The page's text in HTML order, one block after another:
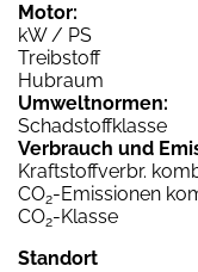
Motor:
kW / PS
Treibstoff
Hubraum
Umweltnormen:
Schadstoffklasse
Verbrauch und
Kraftstoffverbr.
CO2-Emissionen
CO2-Klasse
Standort